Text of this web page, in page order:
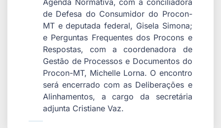
Agenda Normativa, com a conciliadora
de Defesa do Consumidor do Procon-
MT e deputada federal, Gisela Simona;
e Perguntas Frequentes dos Procons e
Respostas, com a coordenadora de
Gestão de Processos e Documentos do
Procon-MT, Michelle Lorna. O encontro
será encerrado com as Deliberações e
Alinhamentos, a cargo da secretária
adjunta Cristiane Vaz.